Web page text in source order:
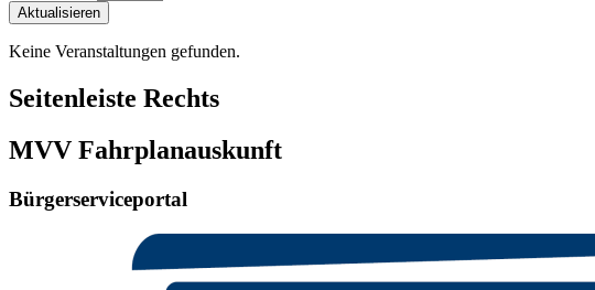
Aktualisieren
Keine Veranstaltungen gefunden.
Seitenleiste Rechts
MVV Fahrplanauskunft
Bürgerserviceportal